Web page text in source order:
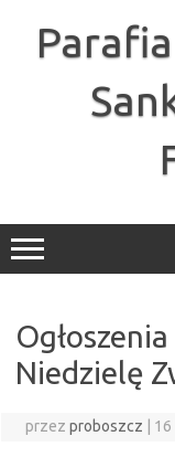
Niedzielę
przez proboszcz 16